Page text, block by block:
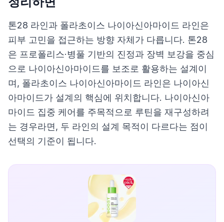
톤28 라인과 폴라초이스 나이아신아마이드 라인은
피부 고민을 접근하는 방향 자체가 다릅니다. 톤28
은 프로폴리스·병풀 기반의 진정과 장벽 보강을 중심
으로 나이아신아마이드를 보조로 활용하는 설계이
며, 폴라초이스 나이아신아마이드 라인은 나이아신
아마이드가 설계의 핵심에 위치합니다. 나이아신아
마이드 집중 케어를 주목적으로 루틴을 재구성하려
는 경우라면, 두 라인의 설계 목적이 다르다는 점이
선택의 기준이 됩니다.